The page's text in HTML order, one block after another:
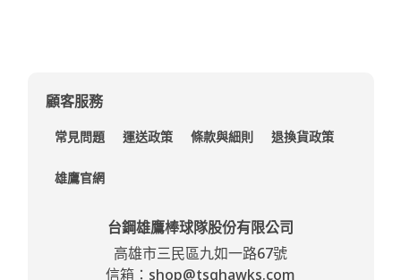
顧客服務
常見問題 運送政策 條款與細則 退換貨政策
雄鷹官網
台鋼雄鷹棒球隊股份有限公司
高雄市三民區九如一路67號
信箱：shop@tsghawks.com